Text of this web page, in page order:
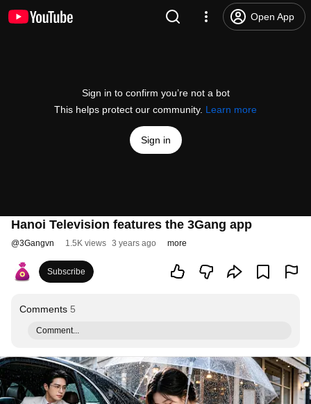
Open App
Sign in to confirm you’re not a bot
This helps protect our community. Learn more
Sign in
Hanoi Television features the 3Gang app
@3Gangvn 1.5K views 3 years ago more
Subscribe
Comments 5
Comment...